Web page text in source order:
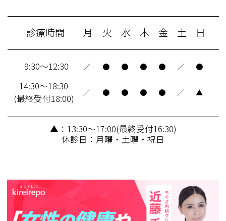
診療時間 月 火 水 木 金 土 日
9:30～12:30 ／ ● ● ● ● ／ ●
14:30～18:30
(最終受付18:00)
／ ● ● ● ● ／ ▲
▲：13:30～17:00(最終受付16:30)
休診日：月曜・土曜・祝日